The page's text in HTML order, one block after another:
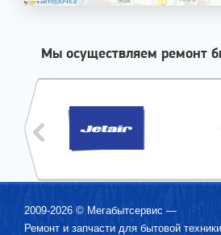
Мы осуществляем ремонт
2009-2026 © Мегабытсервис —
Ремонт и запчасти для бытовой техники